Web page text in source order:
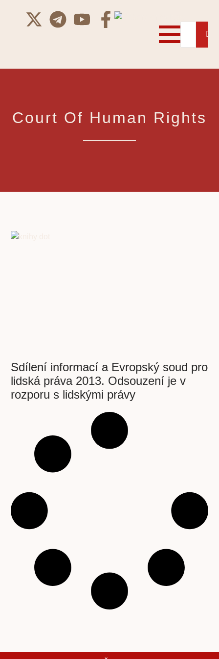
Court Of Human Rights
Sdílení informací a Evropský soud pro
lidská práva 2013. Odsouzení je v
rozporu s lidskými právy